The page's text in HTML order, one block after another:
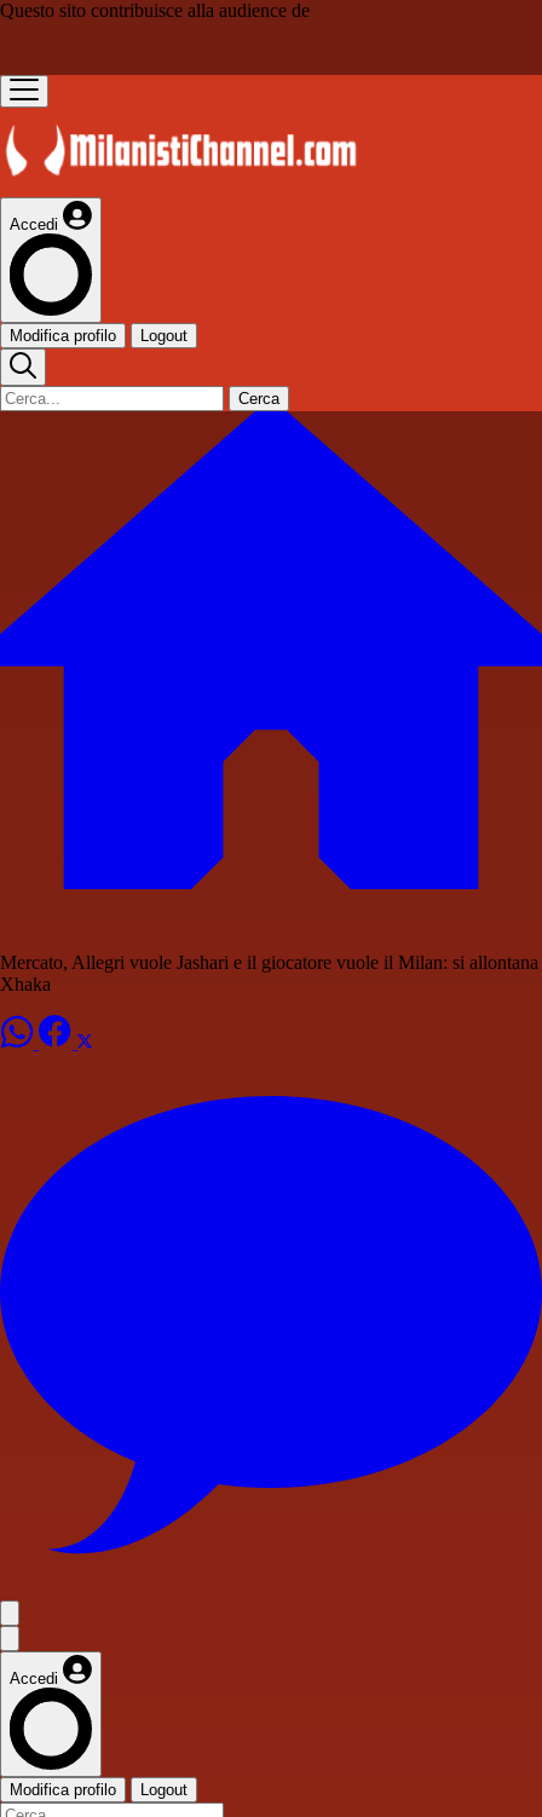
Questo sito contribuisce alla audience de
Accedi
Modifica profilo Logout
Cerca
Mercato, Allegri vuole Jashari e il giocatore vuole il Milan: si allontana
Xhaka
Accedi
Modifica profilo Logout